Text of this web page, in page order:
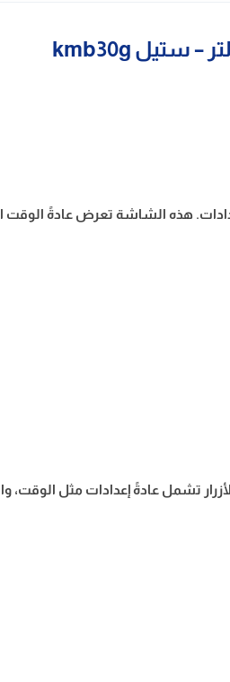
والإعدادات. هذه الشاشة تعرض عادةً
تشمل عادةً إعدادات مثل الوقت،